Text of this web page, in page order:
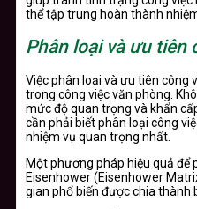
thể tập trung hoàn thành
Phân loại và ưu tiên
Việc phân loại và ưu tiên công
trong công việc văn phòng.
mức độ quan trọng và khẩn
cần phải biết phân loại công
nhiệm vụ quan trọng nhất.
Một phương pháp hiệu quả để
Eisenhower (Eisenhower
gian phổ biến được chia thành